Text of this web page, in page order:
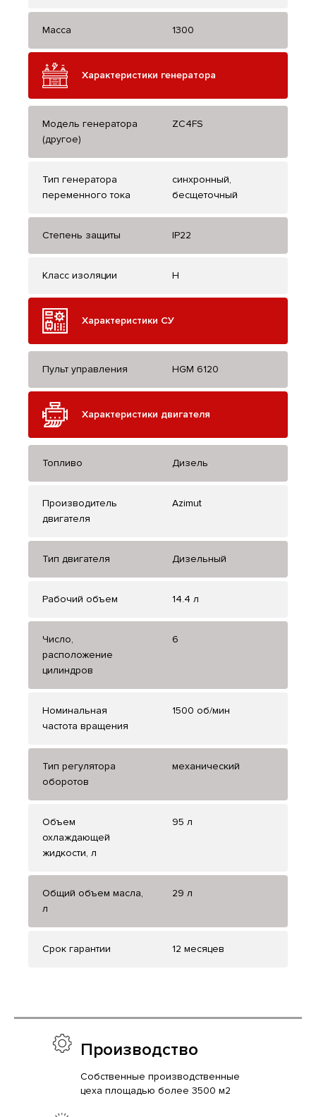
Масса 1300
Характеристики генератора
Модель генератора
(другое)
ZC4FS
Тип генератора
переменного тока
синхронный,
бесщеточный
Степень защиты IP22
Класс изоляции H
Характеристики СУ
Пульт управления HGM 6120
Характеристики двигателя
Топливо Дизель
Производитель
двигателя
Azimut
Тип двигателя Дизельный
Рабочий объем 14.4 л
Число,
расположение
цилиндров
6
Номинальная
частота вращения
1500 об/мин
Тип регулятора
оборотов
механический
Объем
охлаждающей
жидкости, л
95 л
Общий объем масла,
л
29 л
Срок гарантии 12 месяцев
Производство
Собственные производственные
цеха площадью более 3500 м2